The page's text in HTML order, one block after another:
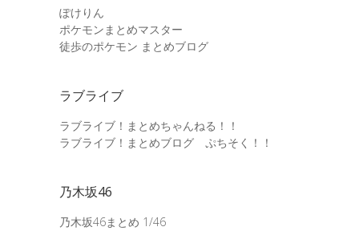
ぽけりん
ポケモンまとめマスター
徒歩のポケモン まとめブログ
ラブライブ
ラブライブ！まとめちゃんねる！！
ラブライブ！まとめブログ ぷちそく！！
乃木坂46
乃木坂46まとめ 1/46